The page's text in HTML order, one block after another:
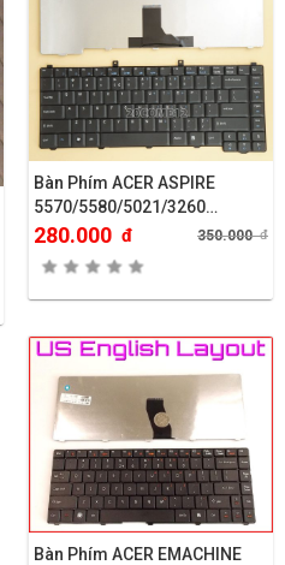
Bàn Phím ACER ASPIRE
5570/5580/5021/3260…
280.000 đ 350.000đ
Bàn Phím ACER EMACHINE